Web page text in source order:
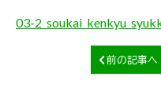
03-
前の記事へ